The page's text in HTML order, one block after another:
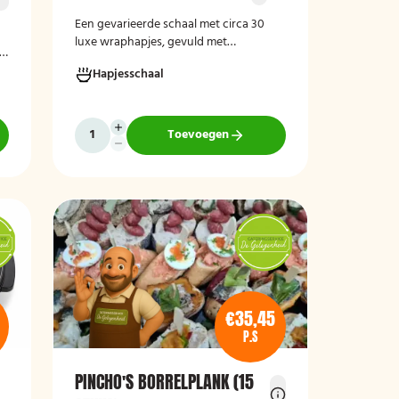
Een gevarieerde schaal met circa 30
luxe wraphapjes, gevuld met
roomkaas, kip, carpaccio met rucola en
zongedroogde tomaat. Ideaal als
borrelhapje voor feestjes, recepties of
zakelijke bijeenkomsten. De wraps zijn
Hapjesschaal
Toevoegen
€35,45
P.S
PINCHO'S BORRELPLANK (15